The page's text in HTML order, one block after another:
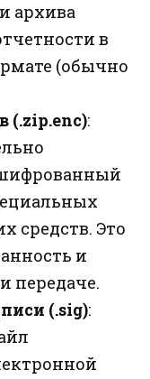
архива
в
(обычно
(.zip.enc):
средств. Это
и
передаче.
(.sig):